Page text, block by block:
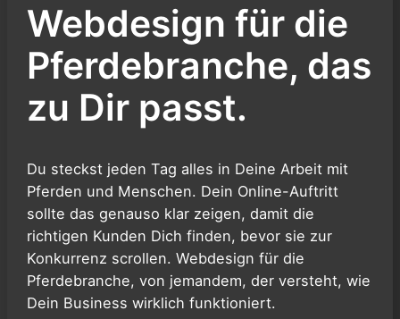
Webdesign für die
Pferdebranche, das
zu Dir passt.
Du steckst jeden Tag alles in Deine Arbeit mit
Pferden und Menschen. Dein Online-Auftritt
sollte das genauso klar zeigen, damit die
richtigen Kunden Dich finden, bevor sie zur
Konkurrenz scrollen. Webdesign für die
Pferdebranche, von jemandem, der versteht, wie
Dein Business wirklich funktioniert.